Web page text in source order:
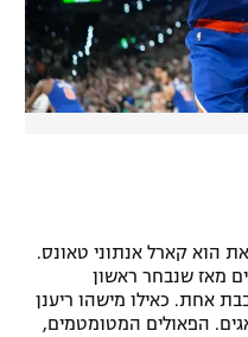
הוא קארל אנתוני טאונס.
מאז שנבחר ראשון
אחת. כאילו מישהו ריענן
הפאולים המטומטמים,